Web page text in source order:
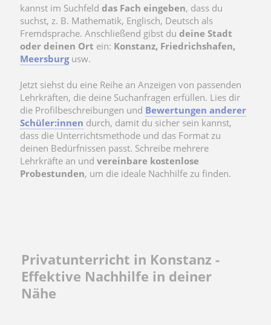
kannst im Suchfeld das Fach eingeben, dass du
suchst, z. B. Mathematik, Englisch, Deutsch als
Fremdsprache. Anschließend gibst du deine Stadt
oder deinen Ort ein: Konstanz, Friedrichshafen,
Meersburg usw.
Jetzt siehst du eine Reihe an Anzeigen von passenden
Lehrkräften, die deine Suchanfragen erfüllen. Lies dir
die Profilbeschreibungen und Bewertungen anderer
Schüler:innen durch, damit du sicher sein kannst,
dass die Unterrichtsmethode und das Format zu
deinen Bedürfnissen passt. Schreibe mehrere
Lehrkräfte an und vereinbare kostenlose
Probestunden, um die ideale Nachhilfe zu finden.
Privatunterricht in Konstanz -
Effektive Nachhilfe in deiner
Nähe